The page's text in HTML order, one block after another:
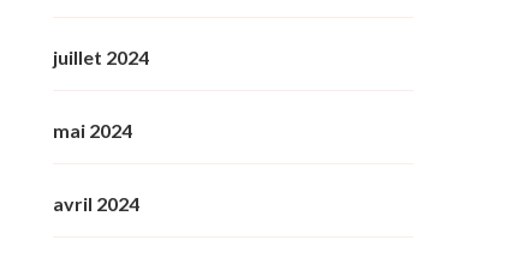
juillet 2024
mai 2024
avril 2024